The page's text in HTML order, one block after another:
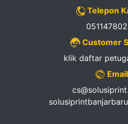
Telepon
Customer
klik daftar
Email